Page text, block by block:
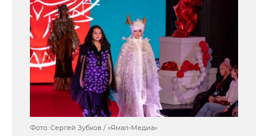
Фото: Сергей Зубков / «Ямал-Медиа»